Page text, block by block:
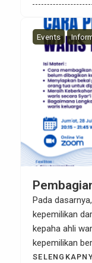
apa yang
karena tidak
Allah yang
Events
Pada
kepemilikan
kepaha ahli
kepemilikan
bergerak,